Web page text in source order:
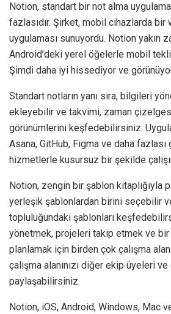
Notion, standart bir not alma
fazlasıdır. Şirket, mobil cihazlarda bir
uygulaması sunuyordu. Notion yakın
Android’deki yerel öğelerle mobil
Şimdi daha iyi hissediyor ve
Standart notların yanı sıra, bilgileri
ekleyebilir ve takvimi, zaman
görünümlerini keşfedebilirsiniz.
Asana, GitHub, Figma ve daha
hizmetlerle kusursuz bir şekilde
Notion, zengin bir şablon kitaplığıyla
yerleşik şablonlardan birini seçebilir
topluluğundaki şablonları
yönetmek, projeleri takip etmek ve
planlamak için birden çok çalışma
çalışma alanınızı diğer ekip üyeleri ve
paylaşabilirsiniz.
Notion, iOS, Android, Windows, Mac